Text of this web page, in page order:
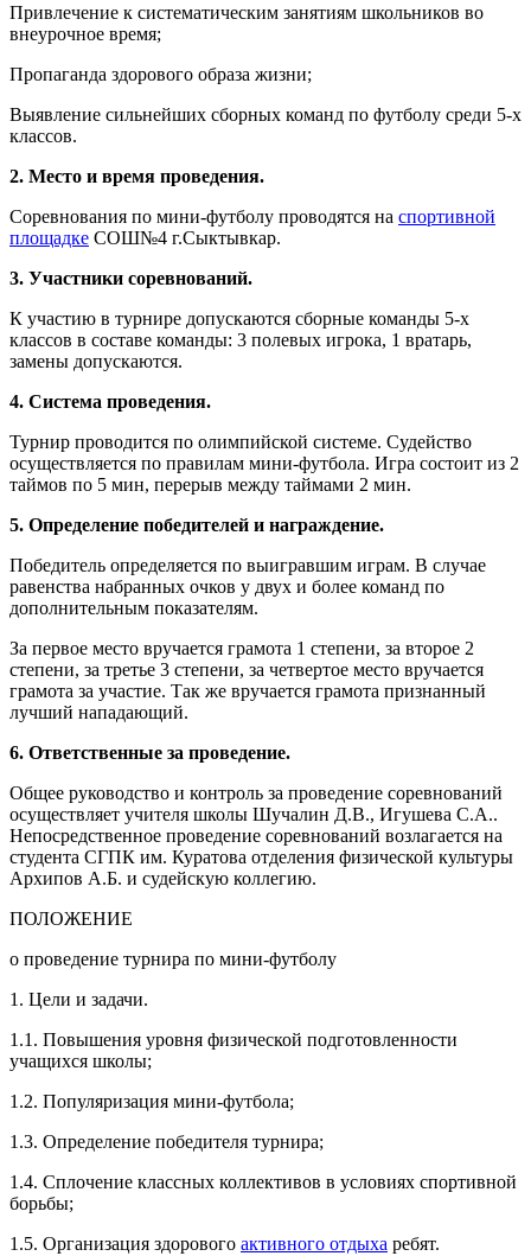
Привлечение к систематическим занятиям школьников во
внеурочное время;
Пропаганда здорового образа жизни;
Выявление сильнейших сборных команд по футболу среди 5-х
классов.
2. Место и время проведения.
Соревнования по мини-футболу проводятся на спортивной
площадке СОШ№4 г.Сыктывкар.
3. Участники соревнований.
К участию в турнире допускаются сборные команды 5-х
классов в составе команды: 3 полевых игрока, 1 вратарь,
замены допускаются.
4. Система проведения.
Турнир проводится по олимпийской системе. Судейство
осуществляется по правилам мини-футбола. Игра состоит из 2
таймов по 5 мин, перерыв между таймами 2 мин.
5. Определение победителей и награждение.
Победитель определяется по выигравшим играм. В случае
равенства набранных очков у двух и более команд по
дополнительным показателям.
За первое место вручается грамота 1 степени, за второе 2
степени, за третье 3 степени, за четвертое место вручается
грамота за участие. Так же вручается грамота признанный
лучший нападающий.
6. Ответственные за проведение.
Общее руководство и контроль за проведение соревнований
осуществляет учителя школы Шучалин Д.В., Игушева С.А..
Непосредственное проведение соревнований возлагается на
студента СГПК им. Куратова отделения физической культуры
Архипов А.Б. и судейскую коллегию.
ПОЛОЖЕНИЕ
о проведение турнира по мини-футболу
1. Цели и задачи.
1.1. Повышения уровня физической подготовленности
учащихся школы;
1.2. Популяризация мини-футбола;
1.3. Определение победителя турнира;
1.4. Сплочение классных коллективов в условиях спортивной
борьбы;
1.5. Организация здорового активного отдыха ребят.